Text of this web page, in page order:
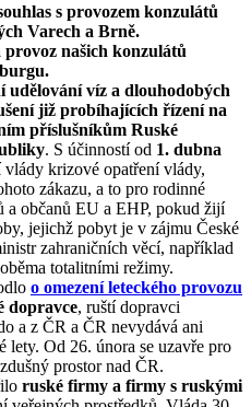
s provozem konzulátů
Varech a Brně.
provoz našich konzulátů
udělování víz a dlouhodobých
již probíhajících řízení na
příslušníkům Ruské
. S účinností od 1. dubna
vlády krizové opatření vlády,
zákazu, a to pro rodinné
a občanů EU a EHP, pokud žijí
jejichž pobyt je v zájmu České
zahraničních věcí, například
totalitními režimy.
o omezení leteckého provozu
dopravce, ruští dopravci
a z ČR a ČR nevydává ani
lety. Od 26. února se uzavře pro
prostor nad ČR.
ruské firmy a firmy s ruskými